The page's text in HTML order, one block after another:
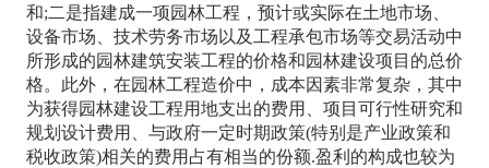
和;二是指建成一项园林工程，预计或实际在土地市场、
设备市场、技术劳务市场以及工程承包市场等交易活动中
所形成的园林建筑安装工程的价格和园林建设项目的总价
格。此外，在园林工程造价中，成本因素非常复杂，其中
为获得园林建设工程用地支出的费用、项目可行性研究和
规划设计费用、与政府一定时期政策(特别是产业政策和
税收政策)相关的费用占有相当的份额.盈利的构成也较为